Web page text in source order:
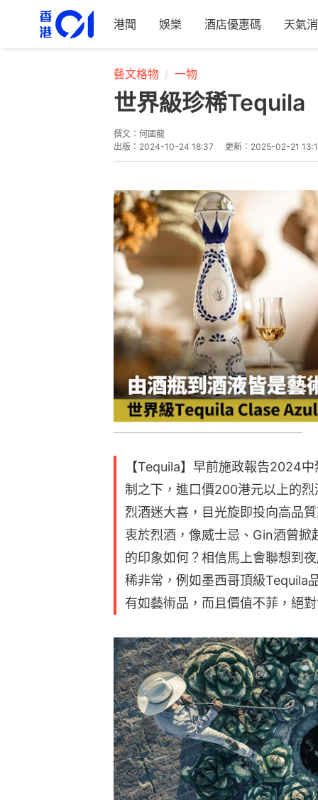
港聞 娛樂 酒店優惠碼 天氣
藝文格物 一物
世界級珍稀
撰文： 何國龍
出版： 2024-10-24 18:37 更新： 2025-02-21
【Tequila】早前施政報告2024
制之下，進口價200港元以上的
烈酒迷大喜，目光旋即投向高品
衷於烈酒，像威士忌、Gin酒曾
的印象如何？相信馬上會聯想到
稀非常，例如墨西哥頂級Tequila
有如藝術品，而且價值不菲，絕